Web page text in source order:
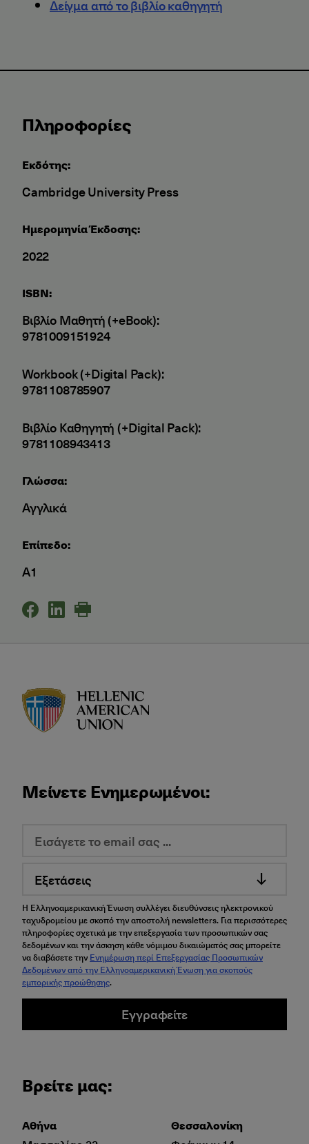
Πληροφορίες
Εκδότης:
Cambridge University Press
Ημερομηνία Έκδοσης:
2022
ISBN:
Βιβλίο Μαθητή (+eBook):
9781009151924
Workbook (+Digital Pack):
9781108785907
Βιβλίο Καθηγητή (+Digital Pack):
9781108943413
Γλώσσα:
Αγγλικά
Επίπεδο:
A1
Δείγμα από το βιβλίο καθηγητή
Μείνετε Ενημερωμένοι:
Εξετάσεις
Η Ελληνοαμερικανική Ένωση συλλέγει διευθύνσεις ηλεκτρονικού
ταχυδρομείου με σκοπό την αποστολή newsletters. Για περισσότερες
πληροφορίες σχετικά με την επεξεργασία των προσωπικών σας
δεδομένων και την άσκηση κάθε νόμιμου δικαιώματός σας μπορείτε
να διαβάσετε την Ενημέρωση περί Επεξεργασίας Προσωπικών
Δεδομένων από την Ελληνοαμερικανική Ένωση για σκοπούς
εμπορικής προώθησης.
Εγγραφείτε
Βρείτε μας:
Αθήνα
Θεσσαλονίκη